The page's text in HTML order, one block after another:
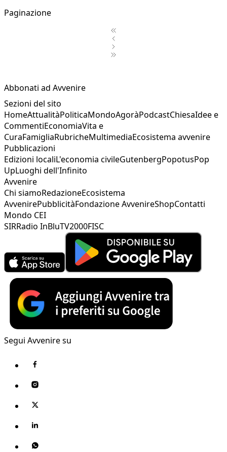
Paginazione
Abbonati ad Avvenire
Sezioni del sito
HomeAttualitàPoliticaMondoAgoràPodcastChiesaIdee e
CommentiEconomiaVita e
CuraFamigliaRubricheMultimediaEcosistema avvenire
Pubblicazioni
Edizioni localiL'economia civileGutenbergPopotusPop
UpLuoghi dell'Infinito
Avvenire
Chi siamoRedazioneEcosistema
AvvenirePubblicitàFondazione AvvenireShopContatti
Mondo CEI
SIRRadio InBluTV2000FISC
Segui Avvenire su